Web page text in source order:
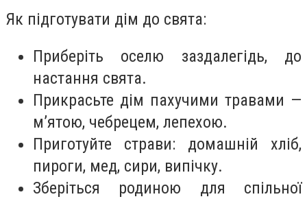
Як підготувати дім до свята:
Приберіть оселю заздалегідь, до
настання свята.
Прикрасьте дім пахучими травами —
м’ятою, чебрецем, лепехою.
Приготуйте страви: домашній хліб,
пироги, мед, сири, випічку.
Зберіться родиною для спільної